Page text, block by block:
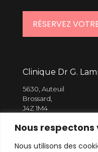
Nous
Nous utilisons des
RÉSERVEZ
Clinique Dr G.
Brossard,
J4Z 1M4
514 910.8367